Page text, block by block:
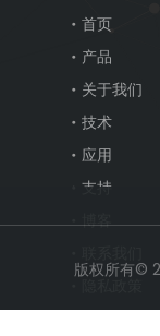
首页
产品
关于我们
技术
应用
支持
博客
版权所有©